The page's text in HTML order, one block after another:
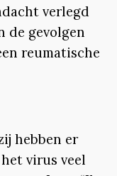
verlegd
de gevolgen
reumatische
hebben er
virus veel